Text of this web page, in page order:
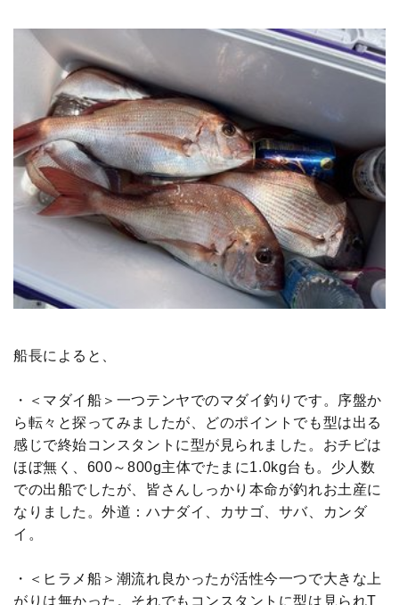
船長によると、
・＜マダイ船＞一つテンヤでのマダイ釣りです。序盤か
ら転々と探ってみましたが、どのポイントでも型は出る
感じで終始コンスタントに型が見られました。おチビは
ほぼ無く、600～800g主体でたまに1.0kg台も。少人数
での出船でしたが、皆さんしっかり本命が釣れお土産に
なりました。外道：ハナダイ、カサゴ、サバ、カンダ
イ。
・＜ヒラメ船＞潮流れ良かったが活性今一つで大きな上
がりは無かった。それでもコンスタントに型は見られT